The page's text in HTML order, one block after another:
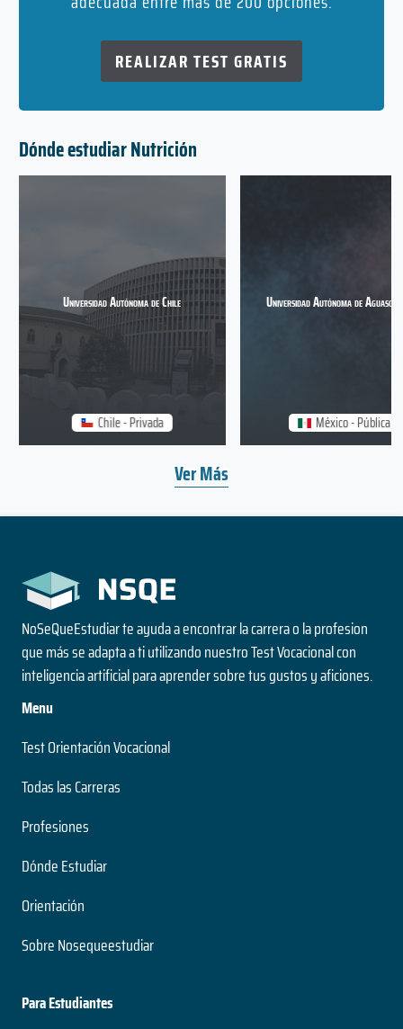
REALIZAR TEST GRATIS
Dónde estudiar Nutrición
Chile - Privada
Universidad Autónoma de Chile
México - Pública
Universidad Autónoma de
Ver Más
NoSeQueEstudiar te ayuda a encontrar la carrera o la profesion
que más se adapta a ti utilizando nuestro Test Vocacional con
inteligencia artificial para aprender sobre tus gustos y aficiones.
Menu
Test Orientación Vocacional
Todas las Carreras
Profesiones
Dónde Estudiar
Orientación
Sobre Nosequeestudiar
Para Estudiantes